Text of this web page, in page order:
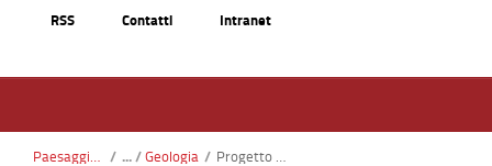
RSS Contatti Intranet
Paesaggio, Territorio, Urbanistica / Geologia / Progetto GSEU